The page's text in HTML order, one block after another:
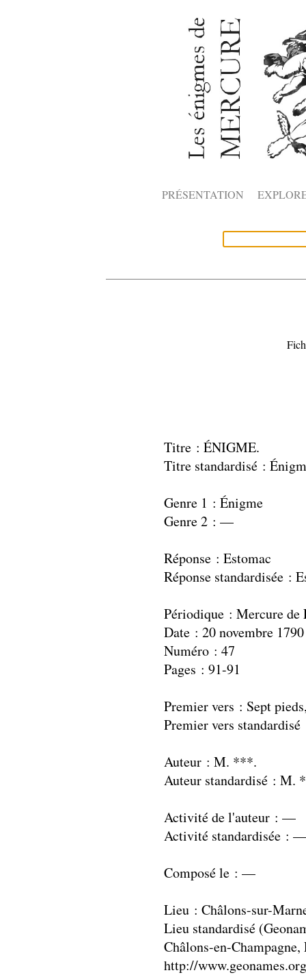
PRÉSENTATION
Titre : ÉNIGME.
Titre standardisé :
Genre 1 : Énigme
Genre 2 : —
Réponse : Estomac
Réponse standardisée :
Périodique : Mercure de
Date : 20 novembre 1790
Numéro : 47
Pages : 91-91
Premier vers : Sept
Premier vers
Auteur : M. ***.
Auteur standardisé : M.
Activité de l'auteur : —
Activité standardisée : —
Composé le : —
Lieu : Châlons-sur-
Lieu standardisé
Châlons-en-Champagne,
http://